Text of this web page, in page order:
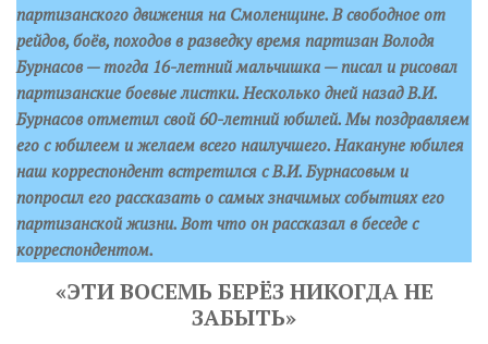
партизанского движения на Смоленщине. В свободное от
рейдов, боёв, походов в разведку время партизан Володя
Бурнасов — тогда 16-летний мальчишка — писал и рисовал
партизанские боевые листки. Несколько дней назад В.И.
Бурнасов отметил свой 60-летний юбилей. Мы поздравляем
его с юбилеем и желаем всего наилучшего. Накануне юбилея
наш корреспондент встретился с В.И. Бурнасовым и
попросил его рассказать о самых значимых событиях его
партизанской жизни. Вот что он рассказал в беседе с
корреспондентом.
«ЭТИ ВОСЕМЬ БЕРЁЗ НИКОГДА НЕ
ЗАБЫТЬ»